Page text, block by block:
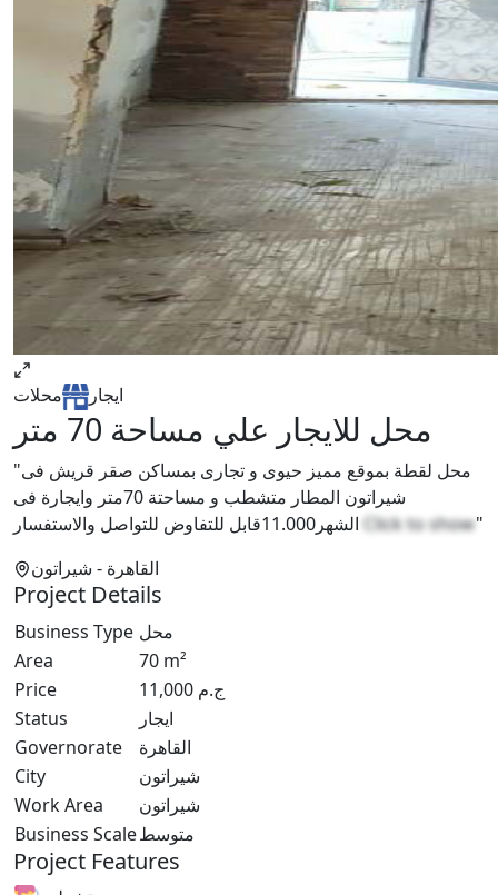
ايجار محلات
محل للايجار علي مساحة 70 متر
"محل لقطة بموقع مميز حيوى و تجارى بمساكن صقر قريش فى
شيراتون المطار متشطب و مساحتة 70متر وايجارة فى
Click to show"
القاهرة - شيراتون
Project Details
Business Type محل
Area
70 m²
Price
11,000 ج.م
Status
ايجار
Governorate
القاهرة
City
شيراتون
Work Area
شيراتون
Business Scaleمتوسط
Project Features